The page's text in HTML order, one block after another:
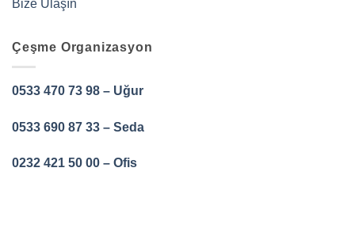
Bize Ulaşın
Çeşme Organizasyon
0533 470 73 98 – Uğur
0533 690 87 33 – Seda
0232 421 50 00 – Ofis